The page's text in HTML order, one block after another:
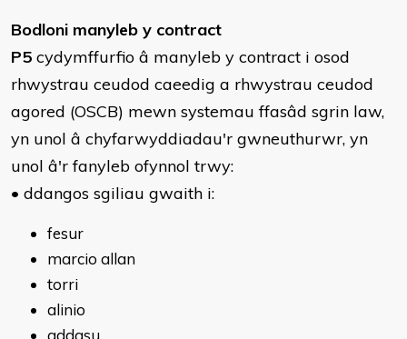
Bodloni manyleb y contract
P5 cydymffurfio â manyleb y contract i osod
rhwystrau ceudod caeedig a rhwystrau ceudod
agored (OSCB) mewn systemau ffasâd sgrin law,
yn unol â chyfarwyddiadau'r gwneuthurwr, yn
unol â'r fanyleb ofynnol trwy:
• ddangos sgiliau gwaith i:
fesur
marcio allan
torri
alinio
addasu